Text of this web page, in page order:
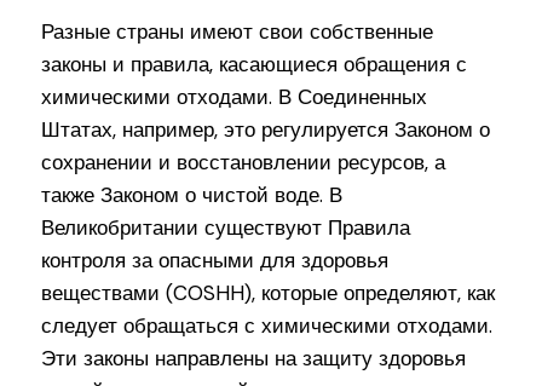
Разные страны имеют свои собственные
законы и правила, касающиеся обращения с
химическими отходами. В Соединенных
Штатах, например, это регулируется Законом о
сохранении и восстановлении ресурсов, а
также Законом о чистой воде. В
Великобритании существуют Правила
контроля за опасными для здоровья
веществами (COSHH), которые определяют, как
следует обращаться с химическими отходами.
Эти законы направлены на защиту здоровья